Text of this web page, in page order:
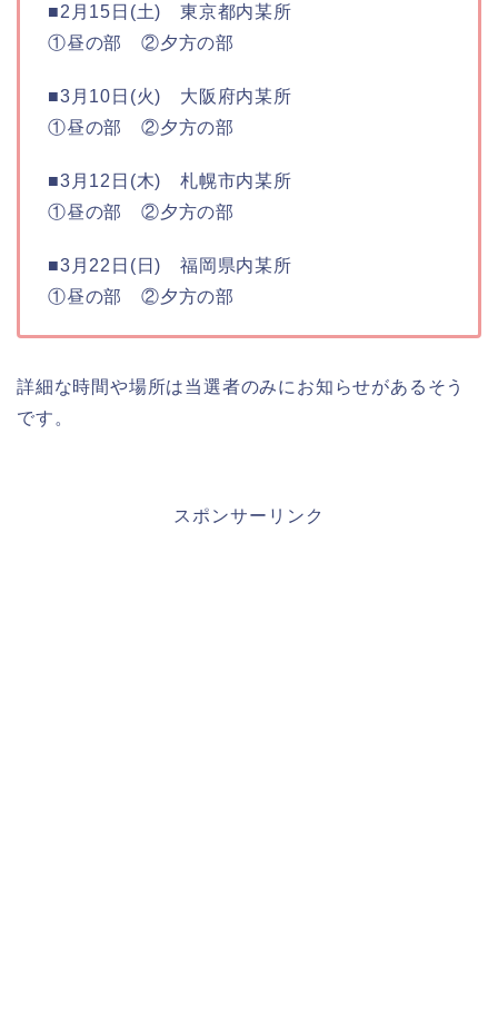
■2月15日(土) 東京都内某所
①昼の部 ②夕方の部
■3月10日(火) 大阪府内某所
①昼の部 ②夕方の部
■3月12日(木) 札幌市内某所
①昼の部 ②夕方の部
■3月22日(日) 福岡県内某所
①昼の部 ②夕方の部
詳細な時間や場所は当選者のみにお知らせがあるそう
です。
スポンサーリンク